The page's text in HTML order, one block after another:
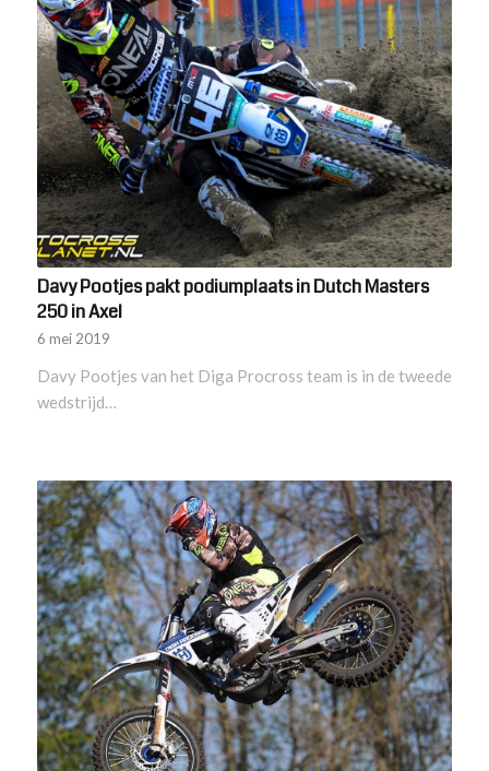
Davy Pootjes pakt podiumplaats in Dutch Masters
250 in Axel
6 mei 2019
Davy Pootjes van het Diga Procross team is in de tweede
wedstrijd…